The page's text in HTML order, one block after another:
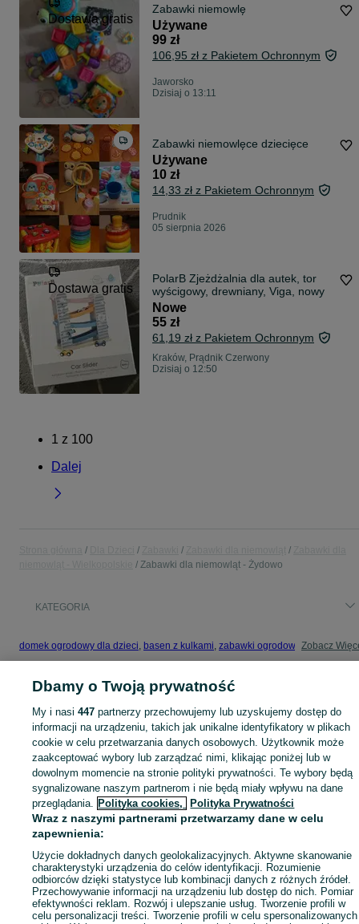
Dostawa gratis
Zabawki niemowlę
Używane
99 zł
106,95 zł z Pakietem Ochronnym
Jaworsko
Dzisiaj o 13:11
Zabawki niemowlęce dziecięce
Używane
10 zł
14,33 zł z Pakietem Ochronnym
Prudnik
05 sierpnia 2026
Dostawa gratis
PolarB Zjeżdżalnia dla autek, tor
wyścigowy, drewniany, Viga, nowy
Nowe
55 zł
61,19 zł z Pakietem Ochronnym
Kraków, Prądnik Czerwony
Dzisiaj o 12:50
1 z 100
Dalej
Zabawki dla niemowląt - Żydowo
KATEGORIA
domek ogrodowy dla dzieci, basen z kulkami, zabawki ogrodowe ,zabawki
Zobacz
Mapa kategorii
Mapa miejscowości
Mapa ministron
Popularne wyszukiwania
Dbamy o Twoją prywatność
My i nasi447 partnerzy przechowujemy lub uzyskujemy dostęp do
informacji na urządzeniu, takich jak unikalne identyfikatory w plikach
cookie w celu przetwarzania danych osobowych. Użytkownik może
zaakceptować wybory lub zarządzać nimi, klikając poniżej lub w
dowolnym momencie na stronie polityki prywatności. Te wybory będą
sygnalizowane naszym partnerom i nie będą miały wpływu na dane
przeglądania. Polityka cookies, Polityka Prywatności
Wraz z naszymi partnerami przetwarzamy dane w celu
zapewnienia:
Użycie dokładnych danych geolokalizacyjnych. Aktywne skanowanie
charakterystyki urządzenia do celów identyfikacji. Rozumienie
odbiorców dzięki statystyce lub kombinacji danych z różnych źródeł.
Przechowywanie informacji na urządzeniu lub dostęp do nich. Pomiar
efektywności reklam. Rozwój i ulepszanie usług. Tworzenie profili w
celu personalizacji treści. Tworzenie profili w celu spersonalizowanych